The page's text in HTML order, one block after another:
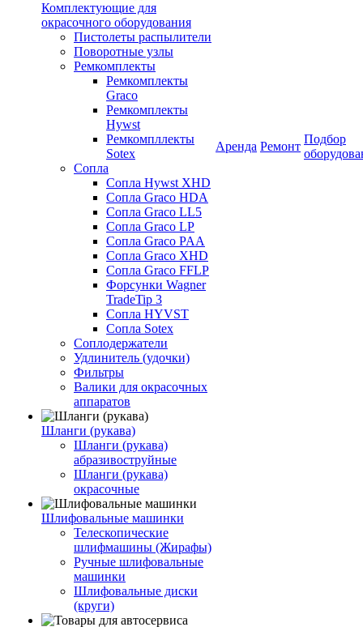
Комплектующие для
окрасочного оборудования
Пистолеты распылители
Поворотные узлы
Ремкомплекты
Ремкомплекты
Graco
Ремкомплекты
Hywst
Ремкомпллекты
Sotex
Сопла
Сопла Hywst XHD
Сопла Graco HDA
Сопла Graco LL5
Сопла Graco LP
Сопла Graco PAA
Сопла Graco XHD
Сопла Graco FFLP
Форсунки Wagner
TradeTip 3
Сопла HYVST
Сопла Sotex
Соплодержатели
Удлинитель (удочки)
Фильтры
Валики для окрасочных
аппаратов
Шланги (рукава)
Шланги (рукава)
абразивоструйные
Шланги (рукава)
окрасочные
Шлифовальные машинки
Телескопические
шлифмашины (Жирафы)
Ручные шлифовальные
машинки
Шлифовальные диски
(круги)
Аренда Ремонт
Подбор